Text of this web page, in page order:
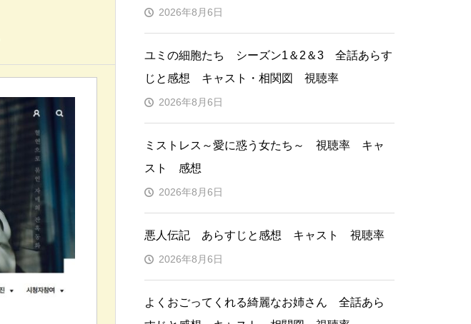
2026年8月6日
ユミの細胞たち シーズン1＆2＆3 全話あらす
じと感想 キャスト・相関図 視聴率
2026年8月6日
ミストレス～愛に惑う女たち～ 視聴率 キャ
スト 感想
2026年8月6日
悪人伝記 あらすじと感想 キャスト 視聴率
2026年8月6日
よくおごってくれる綺麗なお姉さん 全話あら